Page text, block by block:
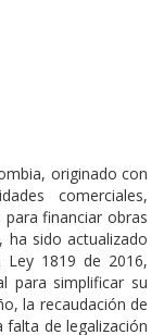
originado con
comerciales,
financiar obras
ha sido actualizado
Ley 1819 de 2016,
para simplificar su
la recaudación de
de legalización